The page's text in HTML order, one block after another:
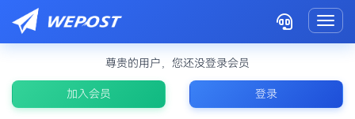
尊贵的用户，您还没登录会员
加入会员 登录